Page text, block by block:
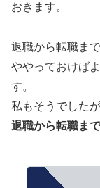
おきます。
退職から転職ま
ややっておけば
す。
私もそうでした
退職から転職ま